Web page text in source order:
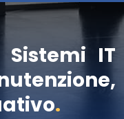
Sistemi IT
.